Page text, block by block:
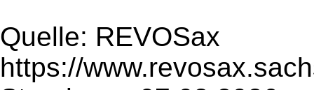
Quelle: REVOSax
https://